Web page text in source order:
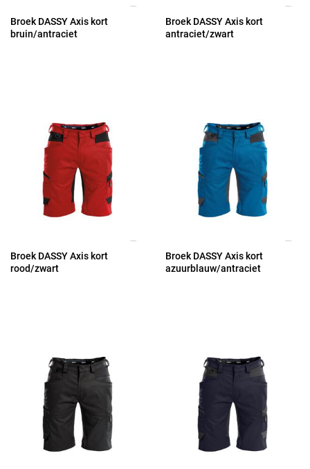
Broek DASSY Axis kort
bruin/antraciet
Broek DASSY Axis kort
antraciet/zwart
Broek DASSY Axis kort
rood/zwart
Broek DASSY Axis kort
azuurblauw/antraciet